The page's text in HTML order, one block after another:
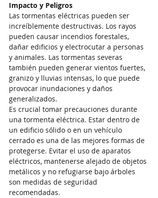
Impacto y Peligros
Las tormentas eléctricas pueden ser
increíblemente destructivas. Los rayos
pueden causar incendios forestales,
dañar edificios y electrocutar a personas
y animales. Las tormentas severas
también pueden generar vientos fuertes,
granizo y lluvias intensas, lo que puede
provocar inundaciones y daños
generalizados.
Es crucial tomar precauciones durante
una tormenta eléctrica. Estar dentro de
un edificio sólido o en un vehículo
cerrado es una de las mejores formas de
protegerse. Evitar el uso de aparatos
eléctricos, mantenerse alejado de objetos
metálicos y no refugiarse bajo árboles
son medidas de seguridad
recomendadas.